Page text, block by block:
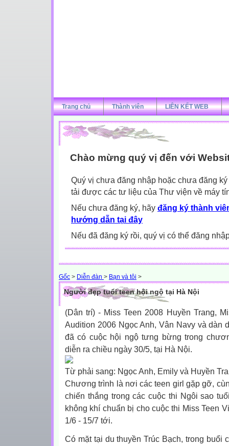
Trang chủ Thành viên LIÊN KẾT WEB
Chào mừng quý vị đến với
Quý vị chưa đăng nhập hoặc chưa đăng
tải được các tư liệu của Thư viện về máy
Nếu chưa đăng ký, hãy đăng ký thành
hướng dẫn tại đây
Nếu đã đăng ký rồi, quý vị có thể đăng
Gốc > Diễn đàn > Bạn và tôi >
Người đẹp tuổi teen hội ngộ tại Hà Nội
(Dân trí) - Miss Teen 2008 Huyền Trang,
Audition 2006 Ngọc Anh, Vân Navy và dàn
đã có cuộc hội ngộ tưng bừng trong
diễn ra chiều ngày 30/5, tại Hà Nội.
Từ phải sang: Ngọc Anh, Emily và Huyền
Chương trình là nơi các teen girl gặp gỡ,
chiến thắng trong các cuộc thi Ngôi sao
không khí chuẩn bị cho cuộc thi Miss Teen
1/6 - 15/7 tới.
Có mặt tại du thuyền Trúc Bạch, trong buổi